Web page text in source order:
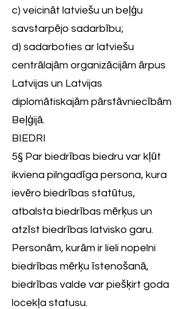
c) veicināt latviešu un beļģu
savstarpējo sadarbību;
d) sadarboties ar latviešu
centrālajām organizācijām ārpus
Latvijas un Latvijas
diplomātiskajām pārstāvniecībām
Beļģijā.
BIEDRI
5§ Par biedrības biedru var kļūt
ikviena pilngadīga persona, kura
ievēro biedrības statūtus,
atbalsta biedrības mērķus un
atzīst biedrības latvisko garu.
Personām, kurām ir lieli nopelni
biedrības mērķu īstenošanā,
biedrības valde var piešķirt goda
locekļa statusu.